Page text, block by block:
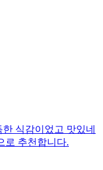
식감이었고 맛있네
로 추천합니다.